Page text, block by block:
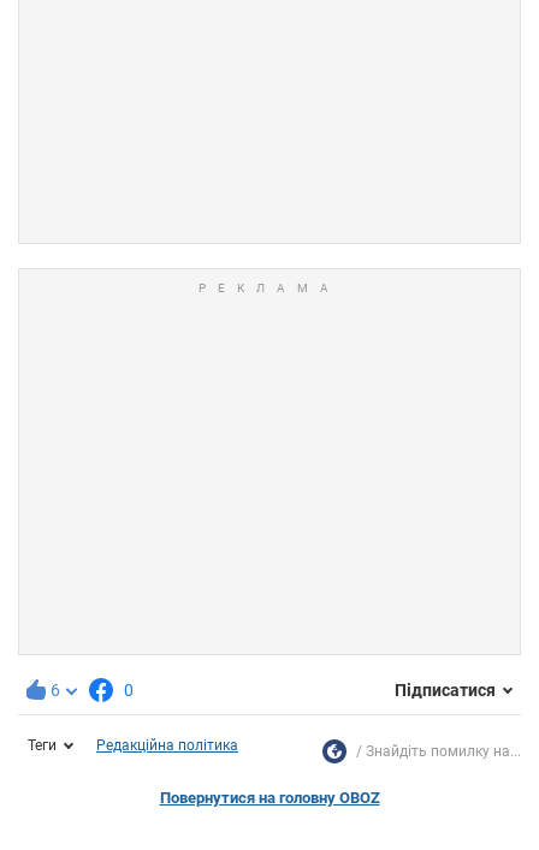
6 0 Підписатися
Теги Редакційна політика Знайдіть помилку на...
Повернутися на головну OBOZ